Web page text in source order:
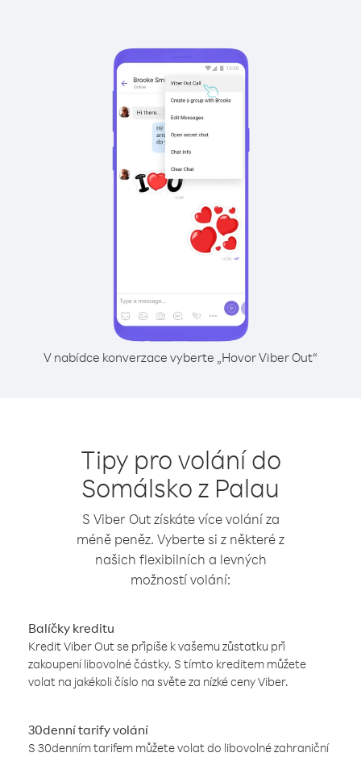
V nabídce konverzace vyberte „Hovor Viber Out“
Tipy pro volání do
Somálsko z Palau
S Viber Out získáte více volání za
méně peněz. Vyberte si z některé z
našich flexibilních a levných
možností volání:
Balíčky kreditu
Kredit Viber Out se připíše k vašemu zůstatku při
zakoupení libovolné částky. S tímto kreditem můžete
volat na jakékoli číslo na světe za nízké ceny Viber.
30denní tarify volání
S 30denním tarifem můžete volat do libovolné zahraniční